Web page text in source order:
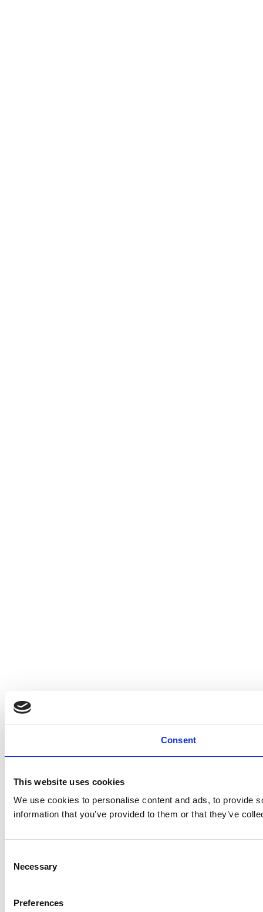
Consent
This website uses cookies
We use cookies to personalise content and ads, to provide
information that you’ve provided to them or that they’ve
Selection
Necessary
Preferences